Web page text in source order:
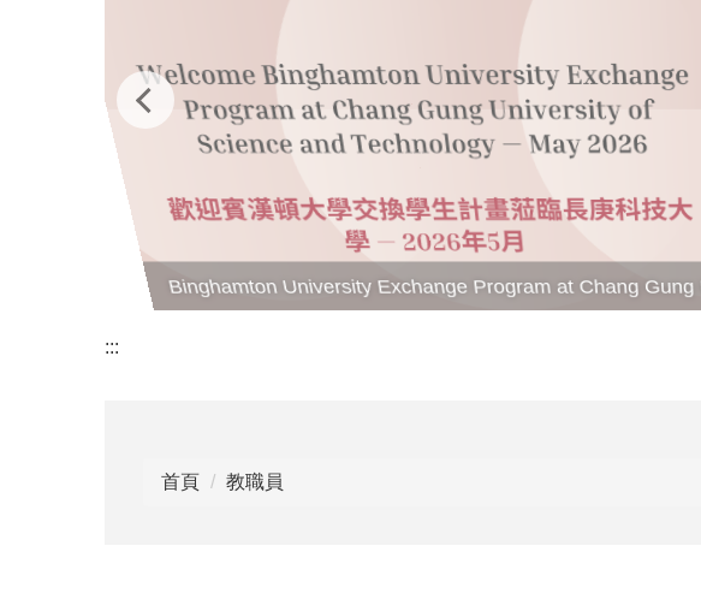
Binghamton University Exchange Program at Chang
:::
首頁 教職員